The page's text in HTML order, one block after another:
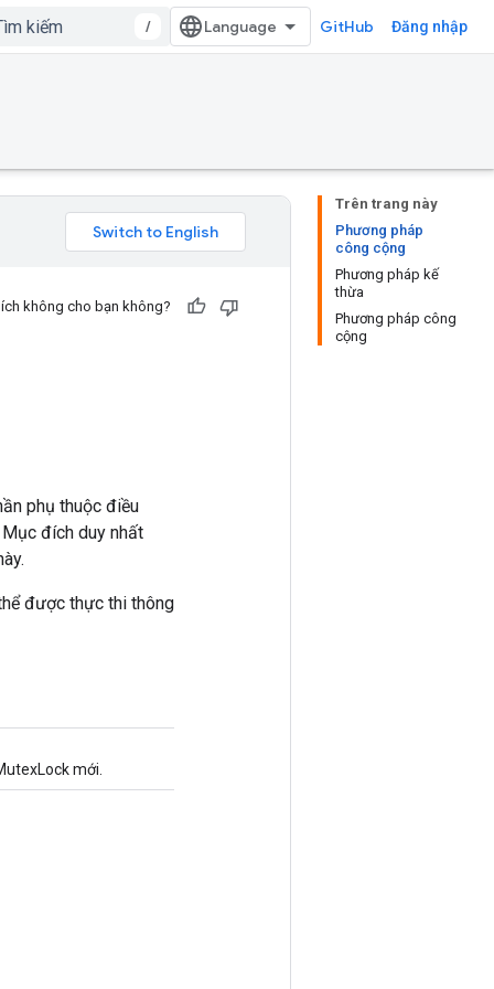
/ GitHub Đăng nhập
Trên trang này
Phương pháp
công cộng
Phương pháp kế
thừa
Phương pháp công
cộng
không cho bạn không?
phụ thuộc điều
đích duy nhất
được thực thi thông
mới.